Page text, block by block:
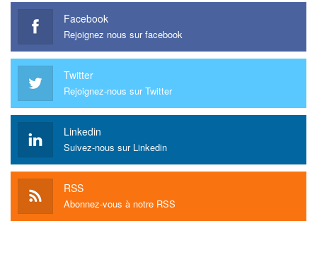
Facebook
Rejoignez nous sur facebook
Twitter
Rejoignez-nous sur Twitter
Linkedin
Suivez-nous sur Linkedin
RSS
Abonnez-vous à notre RSS